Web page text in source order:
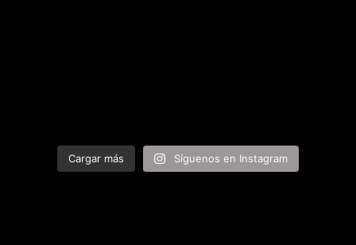
Cargar más Síguenos en Instagram